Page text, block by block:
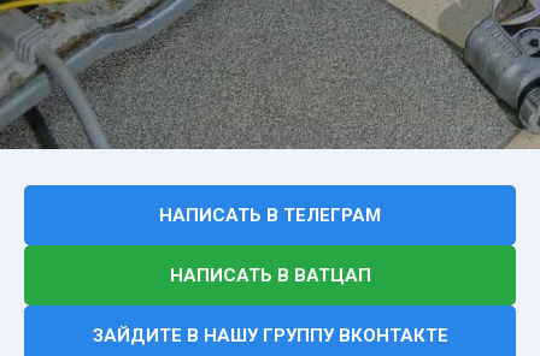
НАПИСАТЬ В ТЕЛЕГРАМ
НАПИСАТЬ В ВАТЦАП
ЗАЙДИТЕ В НАШУ ГРУППУ ВКОНТАКТЕ